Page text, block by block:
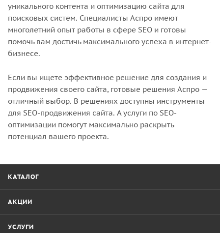
уникального контента и оптимизацию сайта для
поисковых систем. Специалисты Аспро имеют
многолетний опыт работы в сфере SEO и готовы
помочь вам достичь максимального успеха в интернет-
бизнесе.
Если вы ищете эффективное решение для создания и
продвижения своего сайта, готовые решения Аспро —
отличный выбор. В решениях доступны инструменты
для SEO-продвижения сайта. А услуги по SEO-
оптимизации помогут максимально раскрыть
потенциал вашего проекта.
КАТАЛОГ
АКЦИИ
УСЛУГИ